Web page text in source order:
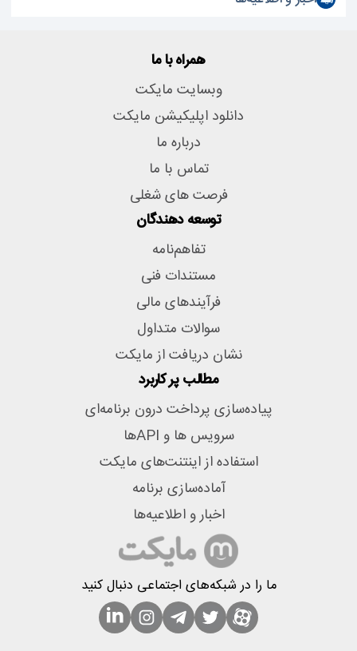
همراه با ما
وبسایت مایکت
دانلود اپلیکیشن مایکت
درباره ما
تماس با ما
فرصت های شغلی
توسعه دهندگان
تفاهم‌نامه
مستندات فنی
فرآیندهای مالی
سوالات متداول
نشان دریافت از مایکت
مطالب پر کاربرد
پیاده‌سازی پرداخت درون برنامه‌ای
سرویس ها و APIها
استفاده از اینتنت‌های مایکت
آماده‌سازی برنامه
اخبار و اطلاعیه‌ها
ما را در شبکه‌های اجتماعی دنبال کنید